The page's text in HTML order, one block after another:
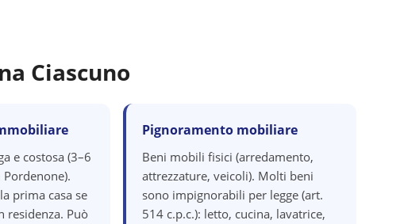
Ciascuno
e costosa (3–6
prima casa se
residenza. Può
Pignoramento mobiliare
Beni mobili fisici (arredamento,
attrezzature, veicoli). Molti beni
sono impignorabili per legge (art.
514 c.p.c.): letto, cucina, lavatrice,